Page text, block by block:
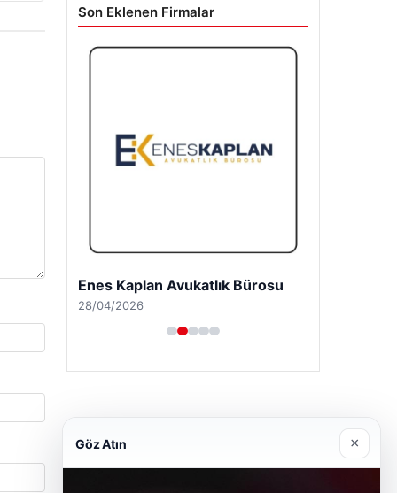
Son Eklenen Firmalar
Enes Kaplan Avukatlık Bürosu
28/04/2026
Göz Atın ×